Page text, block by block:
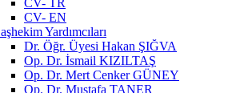
CV- EN
Yardımcıları
Dr. Öğr. Üyesi Hakan ŞIĞVA
Op. Dr. İsmail KIZILTAŞ
Op. Dr. Mert Cenker GÜNEY
Op. Dr. Mustafa TANER